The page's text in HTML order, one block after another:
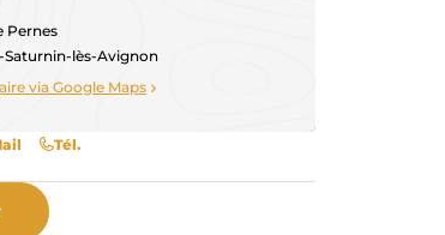
Pernes
Saturnin-lès-Avignon
via Google Maps
Tél.